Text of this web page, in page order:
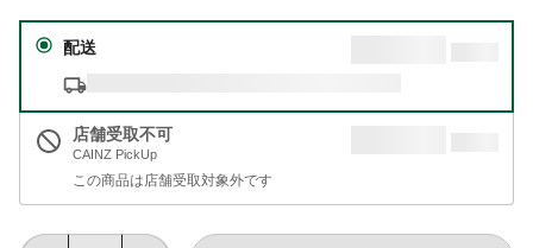
配送
店舗受取不可
CAINZ PickUp
この商品は店舗受取対象外です